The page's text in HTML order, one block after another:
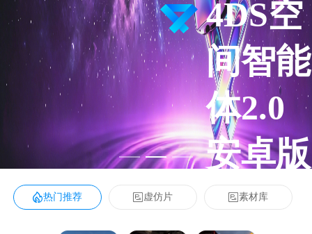
4DS空
间智能
体2.0
安卓版
自主可控 + 人
热门推荐 虚仿片 素材库